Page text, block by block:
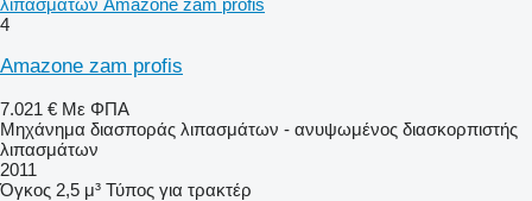
4
Amazone zam profis
7.021 € Με ΦΠΑ
Μηχάνημα διασποράς λιπασμάτων - ανυψωμένος διασκορπιστής
λιπασμάτων
2011
Όγκος 2,5 μ³ Τύπος για τρακτέρ